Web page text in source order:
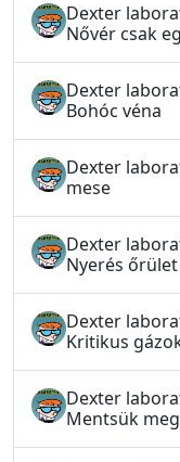
Dexter
Nővér csak
Dexter
Bohóc véna
Dexter
mese
Dexter
Nyerés őrület
Dexter
Kritikus
Dexter
Mentsük